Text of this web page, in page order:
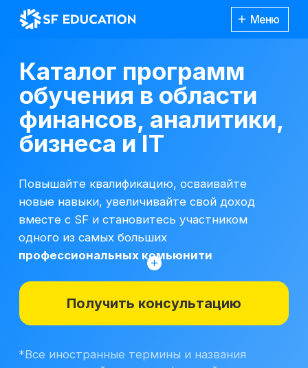
обучения в области
финансов, аналитики,
бизнеса и IT
*Все иностранные термины и названия
вы можете найти с расшифровкой
Получить консультацию
Повышайте квалификацию, осваивайте
новые навыки, увеличивайте свой доход
профессиональных комьюнити